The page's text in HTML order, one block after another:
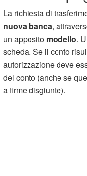
La richiesta di
nuova banca,
un apposito modello.
scheda. Se il conto
autorizzazione deve
del conto (anche se
a firme disgiunte).